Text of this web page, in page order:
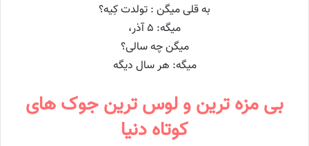
به قلی میگن : تولدت کِیه؟
میگه: ۵ آذر،
میگن چه سالی؟
میگه: هر سال دیگه
بی مزه ترین و لوس ترین جوک های
کوتاه دنیا